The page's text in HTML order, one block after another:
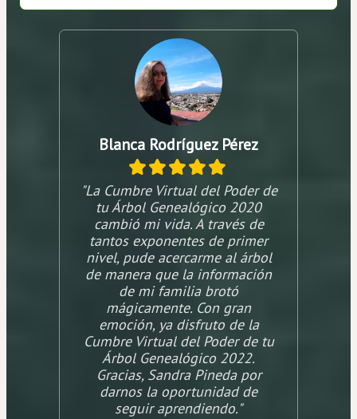
Blanca Rodríguez Pérez
"La Cumbre Virtual del Poder de
tu Árbol Genealógico 2020
cambió mi vida. A través de
tantos exponentes de primer
nivel, pude acercarme al árbol
de manera que la información
de mi familia brotó
mágicamente. Con gran
emoción, ya disfruto de la
Cumbre Virtual del Poder de tu
Árbol Genealógico 2022.
Gracias, Sandra Pineda por
darnos la oportunidad de
seguir aprendiendo."